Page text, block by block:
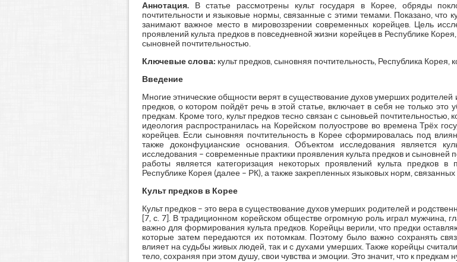
Аннотация. В статье рассмотрены культ государя в Корее, обряды
почтительности и языковые нормы, связанные с этими темами. Показано, что
занимают важное место в мировоззрении современных корейцев. Цель
проявлений культа предков в повседневной жизни корейцев в Республике
сыновней почтительностью.
Ключевые слова: культ предков, сыновняя почтительность, Республика
Введение
Многие этнические общности верят в существование духов умерших родителей
предков, о котором пойдёт речь в этой статье, включает в себя не только
предкам. Кроме того, культ предков тесно связан с сыновьей
идеология распространилась на Корейском полуострове во времена Трёх
корейцев. Если сыновняя почтительность в Корее сформировалась под
также доконфуцианские основания. Объектом исследования является
исследования – современные практики проявления культа предков и сыновней
работы является категоризация некоторых проявлений культа предков
Республике Корея (далее – РК), а также закрепленных языковых норм,
Культ предков в Корее
Культ предков – это вера в существование духов умерших родителей и
[7, с. 7]. В традиционном корейском обществе огромную роль играл мужчина,
важно для формирования культа предков. Корейцы верили, что предки
которые затем передаются их потомкам. Поэтому было важно сохранять
влияет на судьбы живых людей, так и с духами умерших. Также корейцы
тело, сохраняя при этом душу, свои чувства и эмоции. Это значит, что к предкам